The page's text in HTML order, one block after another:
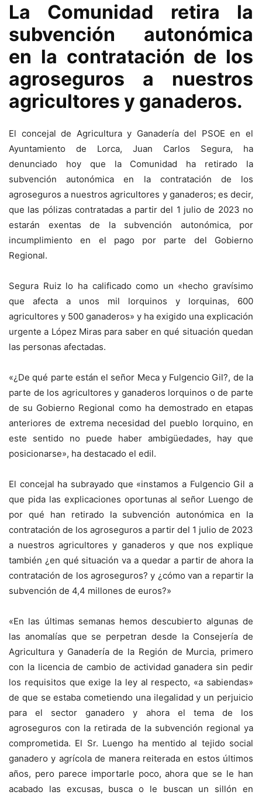
La Comunidad retira la
subvención autonómica
en la contratación de los
agroseguros a nuestros
agricultores y ganaderos.
El concejal de Agricultura y Ganadería del PSOE en el
Ayuntamiento de Lorca, Juan Carlos Segura, ha
denunciado hoy que la Comunidad ha retirado la
subvención autonómica en la contratación de los
agroseguros a nuestros agricultores y ganaderos; es decir,
que las pólizas contratadas a partir del 1 julio de 2023 no
estarán exentas de la subvención autonómica, por
incumplimiento en el pago por parte del Gobierno
Regional.
Segura Ruiz lo ha calificado como un «hecho gravísimo
que afecta a unos mil lorquinos y lorquinas, 600
agricultores y 500 ganaderos» y ha exigido una explicación
urgente a López Miras para saber en qué situación quedan
las personas afectadas.
«¿De qué parte están el señor Meca y Fulgencio Gil?, de la
parte de los agricultores y ganaderos lorquinos o de parte
de su Gobierno Regional como ha demostrado en etapas
anteriores de extrema necesidad del pueblo lorquino, en
este sentido no puede haber ambigüedades, hay que
posicionarse», ha destacado el edil.
El concejal ha subrayado que «instamos a Fulgencio Gil a
que pida las explicaciones oportunas al señor Luengo de
por qué han retirado la subvención autonómica en la
contratación de los agroseguros a partir del 1 julio de 2023
a nuestros agricultores y ganaderos y que nos explique
también ¿en qué situación va a quedar a partir de ahora la
contratación de los agroseguros? y ¿cómo van a repartir la
subvención de 4,4 millones de euros?»
«En las últimas semanas hemos descubierto algunas de
las anomalías que se perpetran desde la Consejería de
Agricultura y Ganadería de la Región de Murcia, primero
con la licencia de cambio de actividad ganadera sin pedir
los requisitos que exige la ley al respecto, «a sabiendas»
de que se estaba cometiendo una ilegalidad y un perjuicio
para el sector ganadero y ahora el tema de los
agroseguros con la retirada de la subvención regional ya
comprometida. El Sr. Luengo ha mentido al tejido social
ganadero y agrícola de manera reiterada en estos últimos
años, pero parece importarle poco, ahora que se le han
acabado las excusas, busca o le buscan un sillón en